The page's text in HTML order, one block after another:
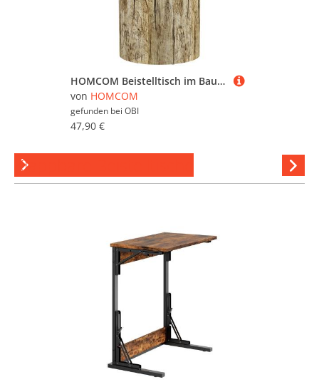
HOMCOM Beistelltisch im Baumstumpf-Design Rund für Wohnzimmer Garten Natur
von HOMCOM
gefunden bei OBI
47,90 €
Klappbare Beistelltische